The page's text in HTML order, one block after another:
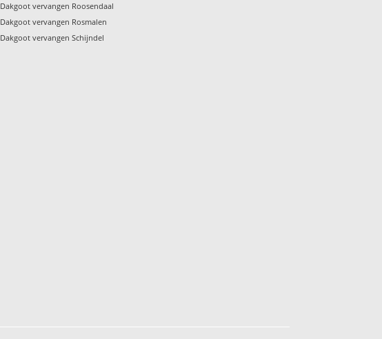
Dakgoot vervangen Roosendaal
Dakgoot vervangen Rosmalen
Dakgoot vervangen Schijndel